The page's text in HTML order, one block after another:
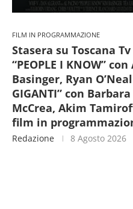
FILM IN PROGRAMMAZIONE
Stasera su Toscana
“PEOPLE I KNOW”
Basinger, Ryan
GIGANTI” con
McCrea, Akim
film in
Redazione 8 Agosto 2026